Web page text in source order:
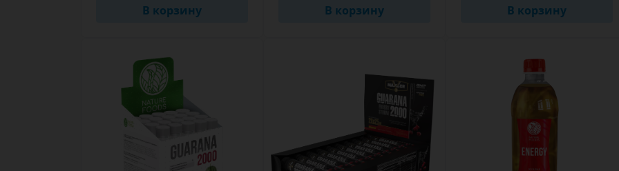
В корзину В корзину В корзину